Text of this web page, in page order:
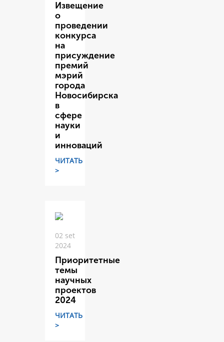
Извещение
о
проведении
конкурса
на
присуждение
премий
мэрий
города
Новосибирска
в
сфере
науки
и
инноваций
ЧИТАТЬ
>
02 set
2024
Приоритетные
темы
научных
проектов
2024
ЧИТАТЬ
>